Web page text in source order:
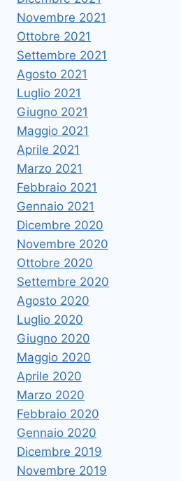
Novembre 2021
Ottobre 2021
Settembre 2021
Agosto 2021
Luglio 2021
Giugno 2021
Maggio 2021
Aprile 2021
Marzo 2021
Febbraio 2021
Gennaio 2021
Dicembre 2020
Novembre 2020
Ottobre 2020
Settembre 2020
Agosto 2020
Luglio 2020
Giugno 2020
Maggio 2020
Aprile 2020
Marzo 2020
Febbraio 2020
Gennaio 2020
Dicembre 2019
Novembre 2019